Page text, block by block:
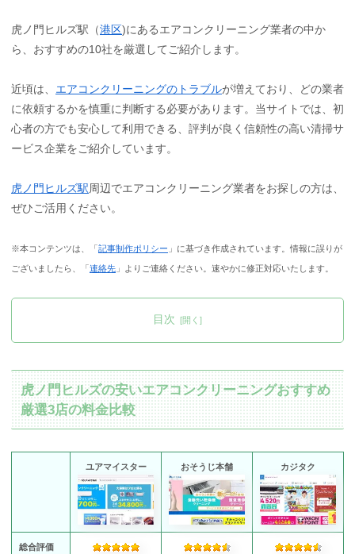
虎ノ門ヒルズ駅（港区)にあるエアコンクリーニング業者の中か
ら、おすすめの10社を厳選してご紹介します。
近頃は、 エアコンクリーニングのトラブルが増えており、どの業者
に依頼するかを慎重に判断する必要があります。当サイトでは、初
心者の方でも安心して利用できる、評判が良く信頼性の高い清掃サ
ービス企業をご紹介しています。
虎ノ門ヒルズ駅 周辺でエアコンクリーニング業者をお探しの方は、
ぜひご活用ください。
※本コンテンツは、「記事制作ポリシー 」に基づき作成されています。情報に誤りが
ございましたら、「連絡先 」よりご連絡ください。速やかに修正対応いたします。
目次
虎ノ門ヒルズの安いエアコンクリーニングおすすめ
厳選3店の料金比較
ユアマイスター おそうじ本舗 カジタク
総合評価